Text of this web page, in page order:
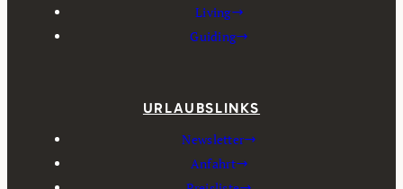
Living
Guiding
URLAUBSLINKS
Newsletter
Anfahrt